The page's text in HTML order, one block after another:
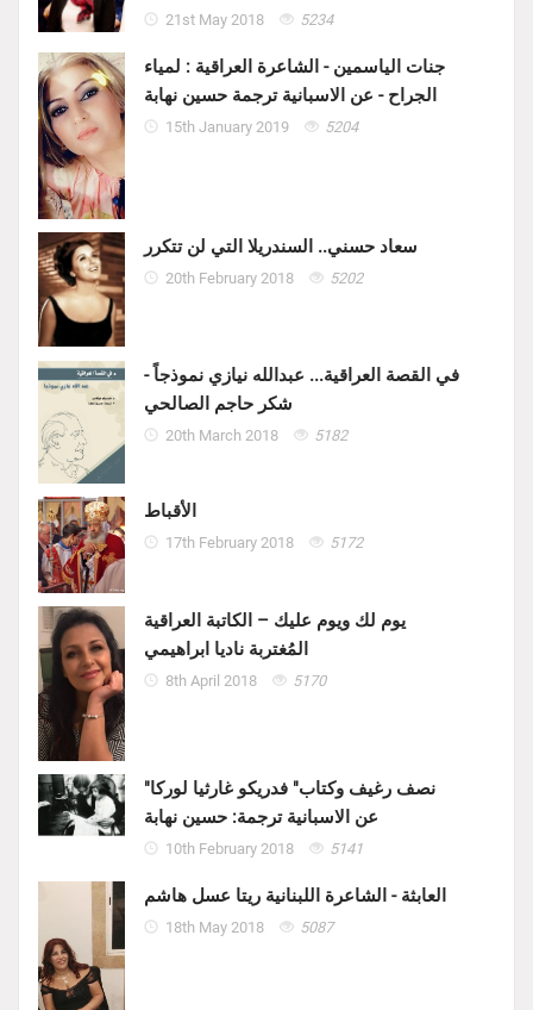
21st May 2018 5234
جنات الياسمين - الشاعرة العراقية : لمياء
الجراح - عن الاسبانية ترجمة حسين نهابة
15th January 2019 5204
سعاد حسني.. السندريلا التي لن تتكرر
20th February 2018 5202
في القصة العراقية... عبدالله نيازي نموذجاً -
شكر حاجم الصالحي
20th March 2018 5182
الأقباط
17th February 2018 5172
يوم لك ويوم عليك – الكاتبة العراقية
المُغتربة ناديا ابراهيمي
8th April 2018 5170
"نصف رغيف وكتاب" فدريكو غارثيا لوركا
عن الاسبانية ترجمة: حسين نهابة
10th February 2018 5141
العابثة - الشاعرة اللبنانية ريتا عسل هاشم
18th May 2018 5087